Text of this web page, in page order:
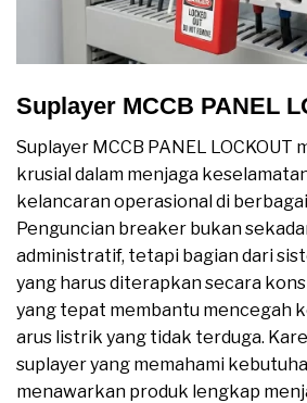
Suplayer MCCB PANEL
Suplayer MCCB PANEL LOCKOUT
krusial dalam menjaga
kelancaran operasional di
Penguncian breaker bukan
administratif, tetapi bagian dari
yang harus diterapkan secara
yang tepat membantu mencegah
arus listrik yang tidak terduga.
suplayer yang memahami
menawarkan produk lengkap